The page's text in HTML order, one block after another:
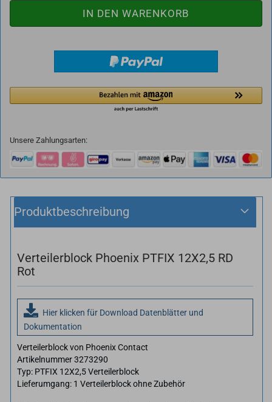
Unsere Zahlungsarten:
Produktbeschreibung
Verteilerblock Phoenix PTFIX 12X2,5 RD
Rot
Hier klicken für Download Datenblätter und
Dokumentation
Verteilerblock von Phoenix Contact
Artikelnummer 3273290
Typ: PTFIX 12X2,5 Verteilerblock
Lieferumgang: 1 Verteilerblock ohne Zubehör